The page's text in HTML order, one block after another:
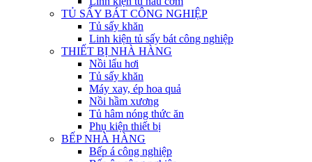
TỦ SẤY BÁT CÔNG NGHIỆP
Tủ sấy khăn
Linh kiện tủ sấy bát công nghiệp
THIẾT BỊ NHÀ HÀNG
Nồi lẩu hơi
Tủ sấy khăn
Máy xay, ép hoa quả
Nồi hầm xương
Tủ hâm nóng thức ăn
Phụ kiện thiết bị
BẾP NHÀ HÀNG
Bếp á công nghiệp